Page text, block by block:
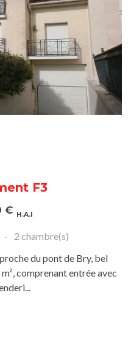
F3
€ H.A.I
2 chambre(s)
du pont de Bry, bel
comprenant entrée avec